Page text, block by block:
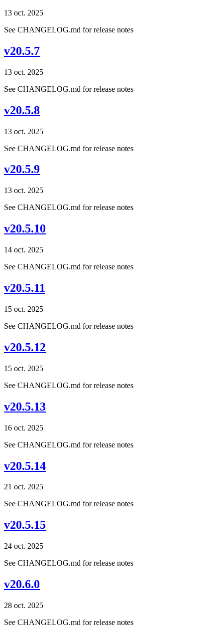
13 oct. 2025
See CHANGELOG.md for release notes
v20.5.7
13 oct. 2025
See CHANGELOG.md for release notes
v20.5.8
13 oct. 2025
See CHANGELOG.md for release notes
v20.5.9
13 oct. 2025
See CHANGELOG.md for release notes
v20.5.10
14 oct. 2025
See CHANGELOG.md for release notes
v20.5.11
15 oct. 2025
See CHANGELOG.md for release notes
v20.5.12
15 oct. 2025
See CHANGELOG.md for release notes
v20.5.13
16 oct. 2025
See CHANGELOG.md for release notes
v20.5.14
21 oct. 2025
See CHANGELOG.md for release notes
v20.5.15
24 oct. 2025
See CHANGELOG.md for release notes
v20.6.0
28 oct. 2025
See CHANGELOG.md for release notes